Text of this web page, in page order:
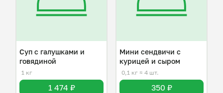
Суп с галушками и
говядиной
1 кг
1 474 ₽
Мини сендвичи с
курицей и сыром
0,1 кг ≈ 4 шт.
350 ₽